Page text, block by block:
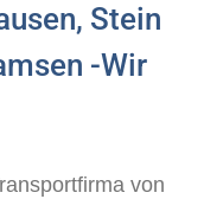
Stein
-Wir
von